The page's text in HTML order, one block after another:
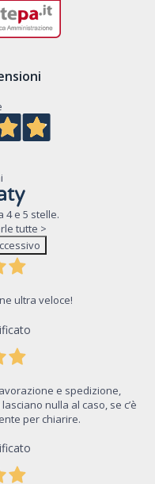
4 e 5 stelle.
tutte >
ultra veloce!
e spedizione,
nulla al caso, se c’è
per chiarire.